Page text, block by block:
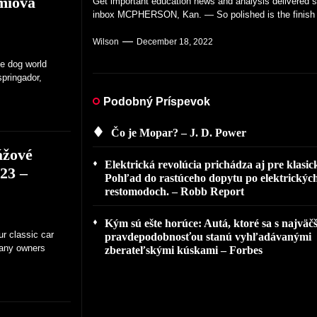
dog world
–
classic car
owners
inbox MCPHERSON, Kan. — So polished is the
Wilson December 18, 2022
Wilson December 17, 2022
Wilson December 16, 2022
Wilson December 15, 2022
pursuing a...
Wilson December 14, 2022
Wilson December 12, 2022
Podobný Príspevok
Čo je Mopar? – J. D. Power
Elektrická revolúcia prichádza aj pre
Pohľad do rastúceho dopytu po
restomodoch. – Robb Report
Kým sú ešte horúce: Autá, ktoré sa s
pravdepodobnosťou stanú vyhľadávanými
zberateľskými kúskami – Forbes